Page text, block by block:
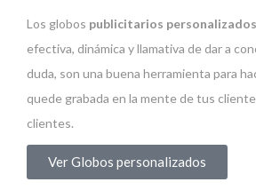
Los globos publicitarios personalizados
efectiva, dinámica y llamativa de dar a
duda, son una buena herramienta para
quede grabada en la mente de tus
clientes.
Ver Globos personalizados